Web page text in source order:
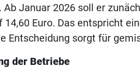
Januar 2026 soll er
Euro. Das entspricht
Entscheidung sorgt für
der Betriebe